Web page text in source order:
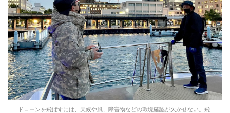
ドローンを飛ばすには、天候や風、障害物などの環境確認が欠かせない。飛